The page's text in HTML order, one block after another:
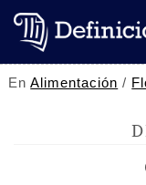
EnAlimentación /